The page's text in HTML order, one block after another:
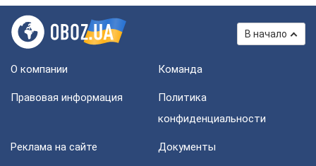
В начало
О компании Команда
Правовая информация
Политика
конфиденциальности
Реклама на сайте Документы